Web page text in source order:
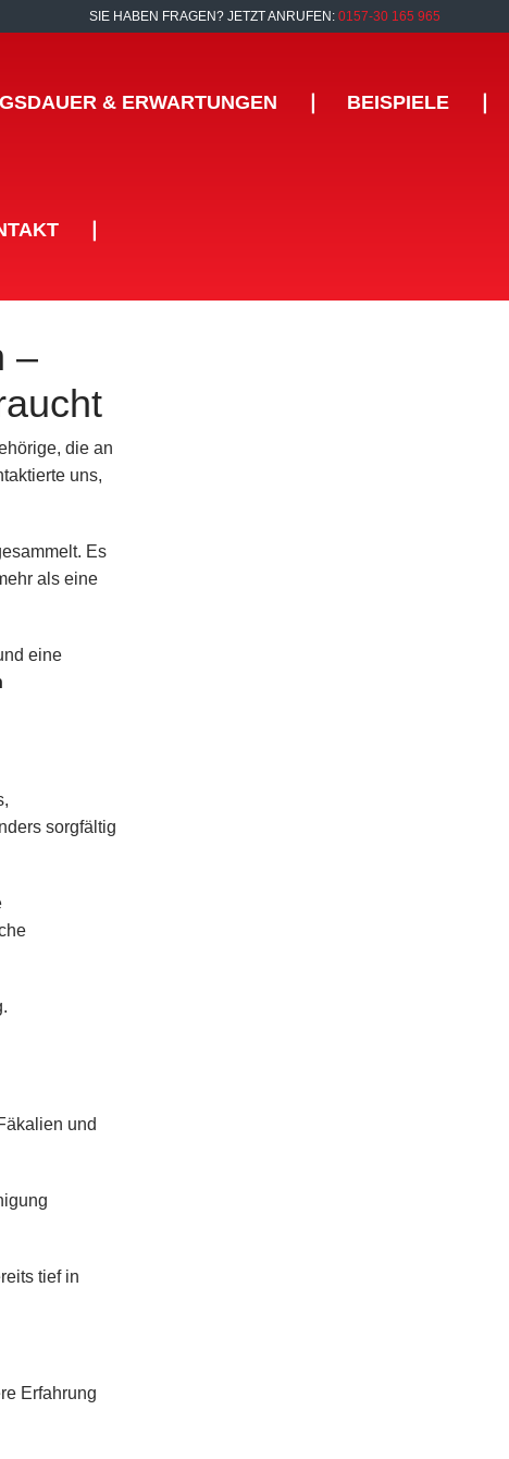
SIE HABEN FRAGEN? JETZT ANRUFEN:0157-30 165 965
& ERWARTUNGEN BEISPIELE
–
die an
uns,
Es
als eine
eine
sorgfältig
und
tief in
Erfahrung